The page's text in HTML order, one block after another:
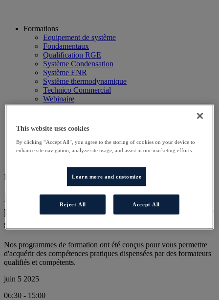
Formations
Equipement de système
Fondamentaux
Qualification RGE
Système Condensation
Système ENR
Système thermodynamique
Technico Commercial
Webinaire
Recherche
Planning
Autres sites
Particulier
DD DISTRI
Préconiser et vendre des systèmes
performants de chauffage et d’eau chaude
sanitaire
Nos programmes de formation ont été conçus pour vous permettre
d'acquérir des compétences pratiques dispensées par des formateurs
qualifiés et compétents.
juin 5 2025
06:30 - 15:00
This website uses cookies
By clicking “Accept All”, you agree to the storing of cookies on your device to
enhance site navigation, analyze site usage, and assist in our marketing efforts.
Learn more and customize
Reject All Accept All